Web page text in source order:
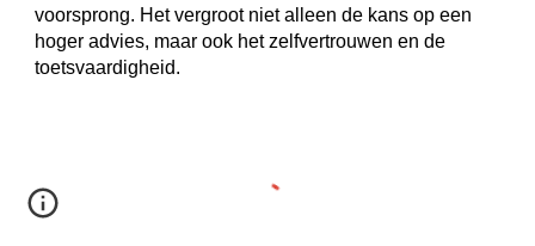
voorsprong. Het vergroot niet alleen de kans op een
hoger advies, maar ook het zelfvertrouwen en de
toetsvaardigheid.